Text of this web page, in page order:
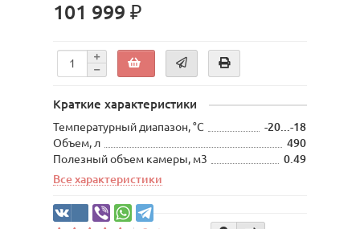
101 999 ₽
Краткие характеристики
Температурный диапазон, °С
-20...-18
Объем, л
490
Полезный объем камеры, м3
0.49
Все характеристики